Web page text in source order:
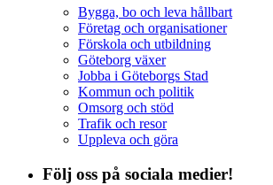
Bygga, bo och leva hållbart
Företag och organisationer
Förskola och utbildning
Göteborg växer
Jobba i Göteborgs Stad
Kommun och politik
Omsorg och stöd
Trafik och resor
Uppleva och göra
Följ oss på sociala medier!